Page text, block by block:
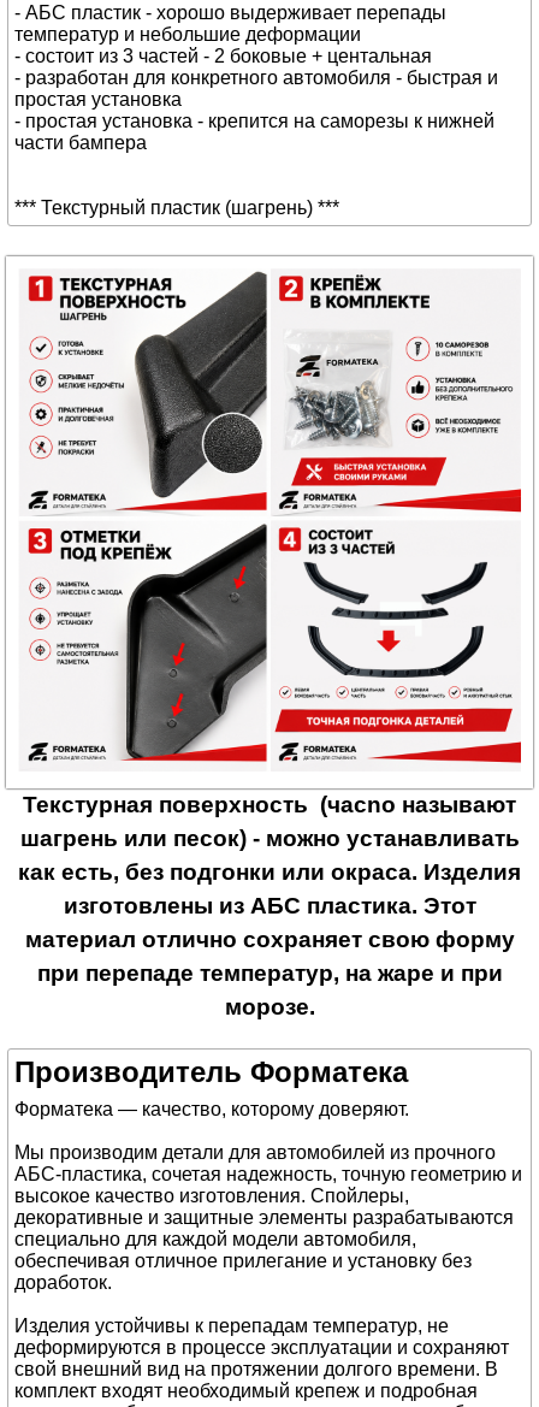
- АБС пластик - хорошо выдерживает перепады
температур и небольшие деформации
- состоит из 3 частей - 2 боковые + центальная
- разработан для конкретного автомобиля - быстрая и
простая установка
- простая установка - крепится на саморезы к нижней
части бампера
*** Текстурный пластик (шагрень) ***
Текстурная поверхность (чаcnо называют
шагрень или песок) - можно устанавливать
как есть, без подгонки или окраса. Изделия
изготовлены из АБС пластика. Этот
материал отлично сохраняет свою форму
при перепаде температур, на жаре и при
морозе.
Производитель Форматека
Форматека — качество, которому доверяют.
Мы производим детали для автомобилей из прочного
АБС-пластика, сочетая надежность, точную геометрию и
высокое качество изготовления. Спойлеры,
декоративные и защитные элементы разрабатываются
специально для каждой модели автомобиля,
обеспечивая отличное прилегание и установку без
доработок.
Изделия устойчивы к перепадам температур, не
деформируются в процессе эксплуатации и сохраняют
свой внешний вид на протяжении долгого времени. В
комплект входят необходимый крепеж и подробная